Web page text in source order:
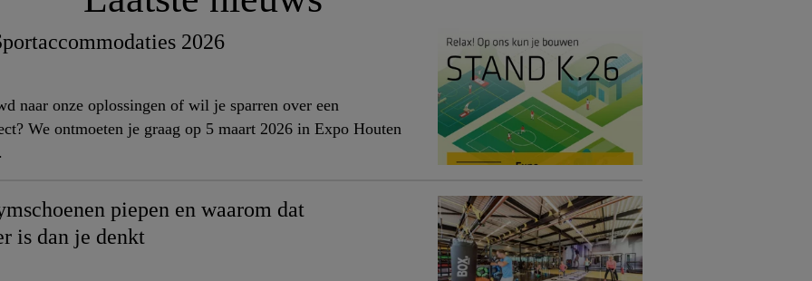
2026
naar onze oplossingen of wil je sparren over een
We ontmoeten je graag op 5 maart 2026 in Expo Houten
piepen en waarom dat
is dan je denkt